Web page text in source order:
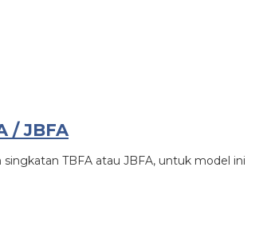
/ JBFA
TBFA atau JBFA, untuk model ini